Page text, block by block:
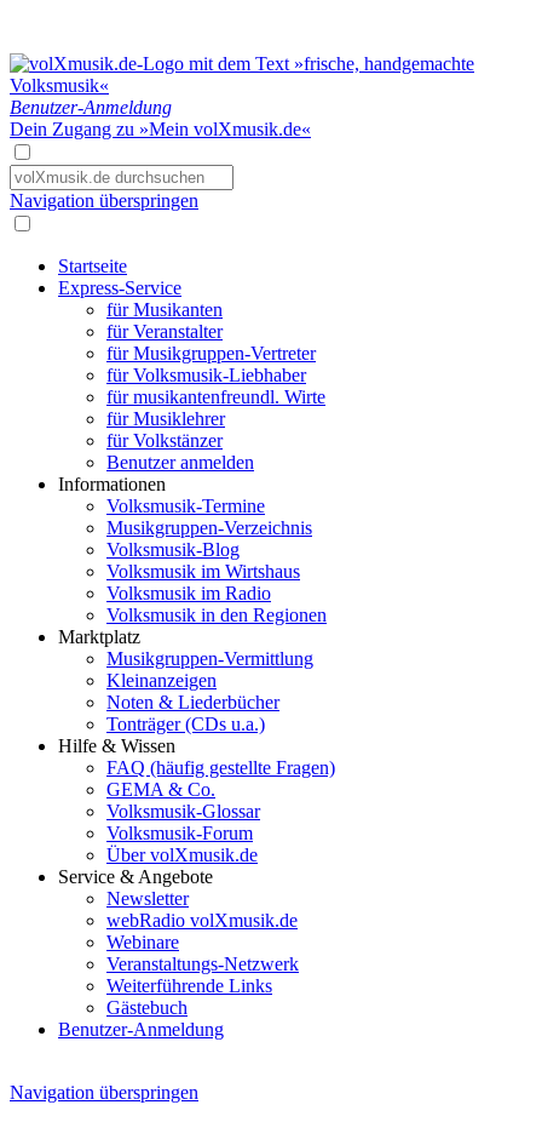
Benutzer-Anmeldung
Dein Zugang zu »Mein volXmusik.de«
Navigation überspringen
Startseite
Express-Service
für Musikanten
für Veranstalter
für Musikgruppen-Vertreter
für Volksmusik-Liebhaber
für musikantenfreundl. Wirte
für Musiklehrer
für Volkstänzer
Benutzer anmelden
Informationen
Volksmusik-Termine
Musikgruppen-Verzeichnis
Volksmusik-Blog
Volksmusik im Wirtshaus
Volksmusik im Radio
Volksmusik in den Regionen
Marktplatz
Musikgruppen-Vermittlung
Kleinanzeigen
Noten & Liederbücher
Tonträger (CDs u.a.)
Hilfe & Wissen
FAQ (häufig gestellte Fragen)
GEMA & Co.
Volksmusik-Glossar
Volksmusik-Forum
Über volXmusik.de
Service & Angebote
Newsletter
webRadio volXmusik.de
Webinare
Veranstaltungs-Netzwerk
Weiterführende Links
Gästebuch
Benutzer-Anmeldung
Navigation überspringen